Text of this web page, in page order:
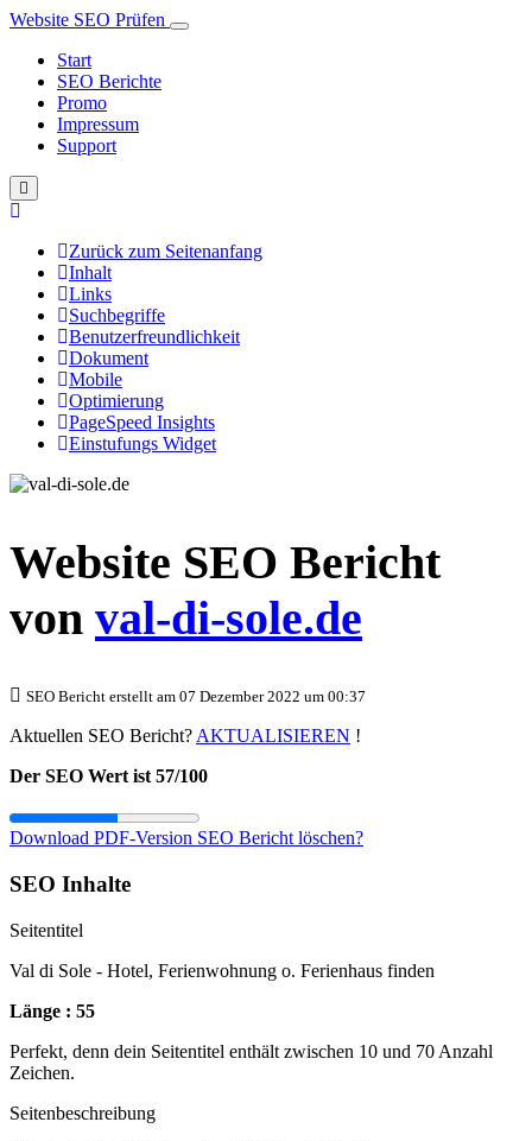
Website SEO Prüfen
Start
SEO Berichte
Promo
Impressum
Support
Zurück zum Seitenanfang
Inhalt
Links
Suchbegriffe
Benutzerfreundlichkeit
Dokument
Mobile
Optimierung
PageSpeed Insights
Einstufungs Widget
Website SEO Bericht
von val-di-sole.de
SEO Bericht erstellt am 07 Dezember 2022 um 00:37
Aktuellen SEO Bericht? AKTUALISIEREN !
Der SEO Wert ist 57/100
Download PDF-Version SEO Bericht löschen?
SEO Inhalte
Seitentitel
Val di Sole - Hotel, Ferienwohnung o. Ferienhaus finden
Länge : 55
Perfekt, denn dein Seitentitel enthält zwischen 10 und 70 Anzahl
Zeichen.
Seitenbeschreibung